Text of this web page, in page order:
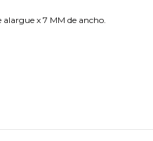
alargue x 7 MM de ancho.